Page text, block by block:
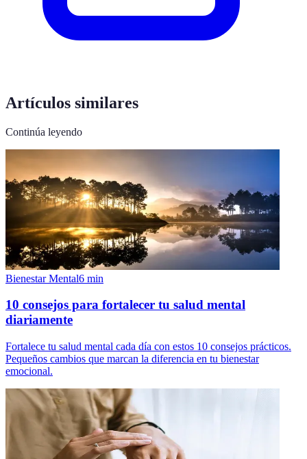
Artículos similares
Continúa leyendo
Bienestar Mental6 min
10 consejos para fortalecer tu salud mental
diariamente
Fortalece tu salud mental cada día con estos 10 consejos prácticos.
Pequeños cambios que marcan la diferencia en tu bienestar
emocional.